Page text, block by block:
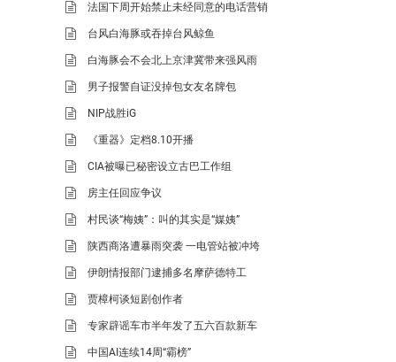
法国下周开始禁止未经同意的电话营销
台风白海豚或吞掉台风鲸鱼
白海豚会不会北上京津冀带来强风雨
男子报警自证没掉包女友名牌包
NIP战胜iG
《重器》定档8.10开播
CIA被曝已秘密设立古巴工作组
房主任回应争议
村民谈“梅姨”：叫的其实是“媒姨”
陕西商洛遭暴雨突袭 一电管站被冲垮
伊朗情报部门逮捕多名摩萨德特工
贾樟柯谈短剧创作者
专家辟谣车市半年发了五六百款新车
中国AI连续14周“霸榜”